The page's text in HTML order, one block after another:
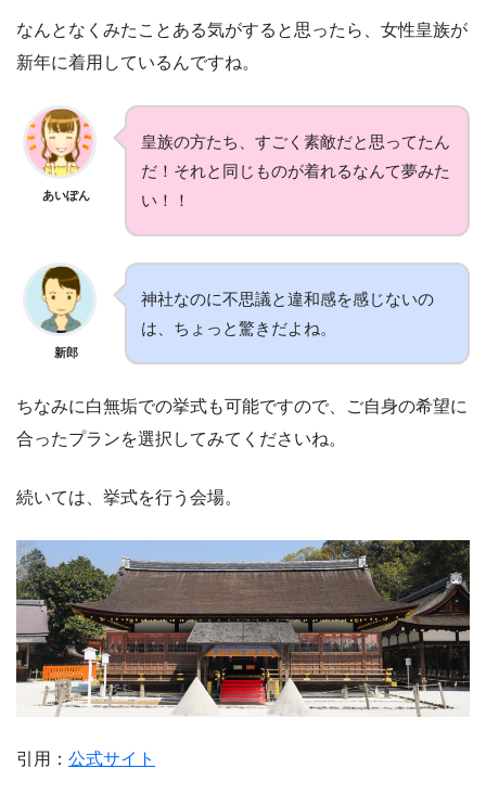
なんとなくみたことある気がすると思ったら、女性皇族が
新年に着用しているんですね。
あいぽん
皇族の方たち、すごく素敵だと思ってたん
だ！それと同じものが着れるなんて夢みた
い！！
新郎
神社なのに不思議と違和感を感じないの
は、ちょっと驚きだよね。
ちなみに白無垢での挙式も可能ですので、ご自身の希望に
合ったプランを選択してみてくださいね。
続いては、挙式を行う会場。
引用： 公式サイト